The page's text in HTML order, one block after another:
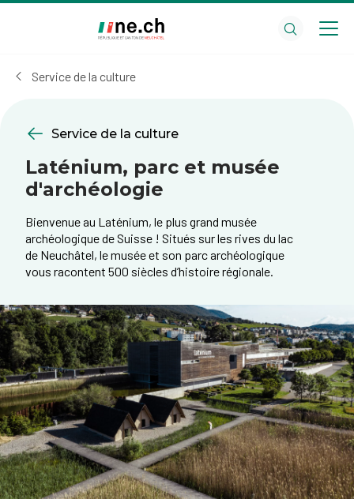
cookies
Service de la culture
Service de la culture
Laténium, parc et musée
d'archéologie
Bienvenue au Laténium, le plus grand musée
archéologique de Suisse ! Situés sur les rives du lac
de Neuchâtel, le musée et son parc archéologique
vous racontent 500 siècles d’histoire régionale.